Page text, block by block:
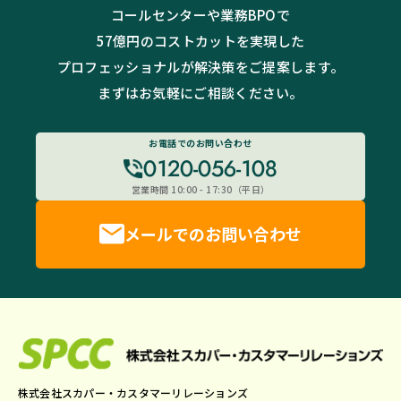
コールセンターや業務BPOで
57億円のコストカットを実現した
プロフェッショナルが解決策をご提案します。
まずはお気軽にご相談ください。
お電話でのお問い合わせ
0120-056-108
営業時間 10:00 - 17:30（平日）
メールでのお問い合わせ
株式会社スカパー・カスタマーリレーションズ